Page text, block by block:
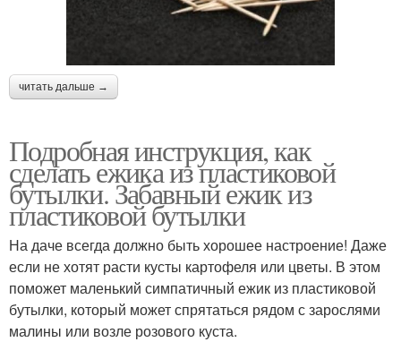
читать дальше →
Подробная инструкция, как
сделать ежика из пластиковой
бутылки. Забавный ежик из
пластиковой бутылки
На даче всегда должно быть хорошее настроение! Даже
если не хотят расти кусты картофеля или цветы. В этом
поможет маленький симпатичный ежик из пластиковой
бутылки, который может спрятаться рядом с зарослями
малины или возле розового куста.